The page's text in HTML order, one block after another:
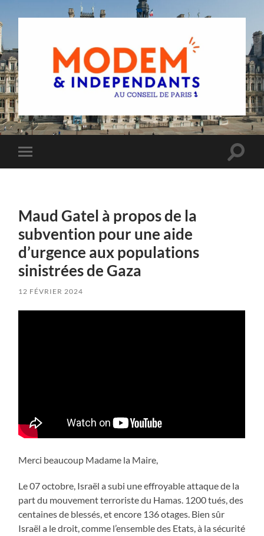
Groupe
MoDem
et
de
Toggle
mobile
Toggle
Maud Gatel à propos de la
subvention pour une aide
d’urgence aux populations
sinistrées de Gaza
12 FÉVRIER 2024
Merci beaucoup Madame la Maire,
Le 07 octobre, Israël a subi une effroyable attaque de la
part du mouvement terroriste du Hamas. 1200 tués, des
centaines de blessés, et encore 136 otages. Bien sûr
Israël a le droit, comme l’ensemble des Etats, à la sécurité